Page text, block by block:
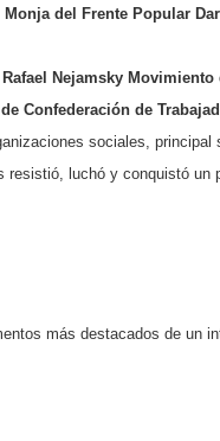
Monja del Frente Popular
Rafael Nejamsky
Confederación de
sociales,
luchó y conquistó un
más destacados de un